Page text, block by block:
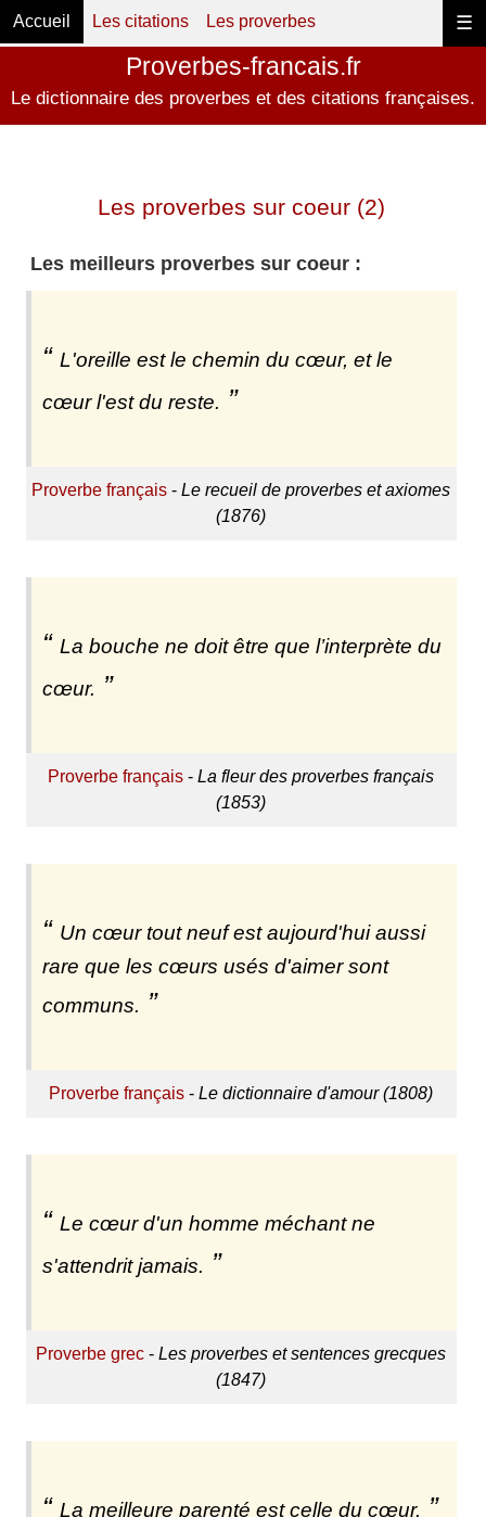
☰
Accueil Les citations Les proverbes
Proverbes-francais.fr
Le dictionnaire des proverbes et des citations françaises.
Les proverbes sur coeur (2)
Les meilleurs proverbes sur coeur :
L'oreille est le chemin du cœur, et le
cœur l'est du reste.
Proverbe français -Le recueil de proverbes et axiomes
(1876)
La bouche ne doit être que l’interprète du
cœur.
Proverbe français -La fleur des proverbes français
(1853)
Un cœur tout neuf est aujourd'hui aussi
rare que les cœurs usés d'aimer sont
communs.
Proverbe français -Le dictionnaire d'amour (1808)
Le cœur d'un homme méchant ne
s'attendrit jamais.
Proverbe grec -Les proverbes et sentences grecques
(1847)
La meilleure parenté est celle du cœur.